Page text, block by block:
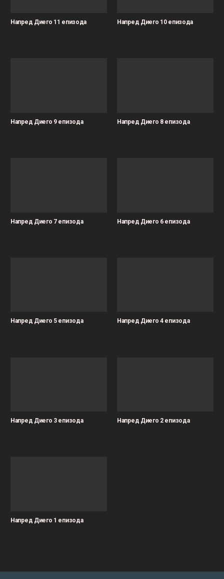
Напред Диего 11 епизода Напред Диего 10 епизода
Напред Диего 9 епизода Напред Диего 8 епизода
Напред Диего 7 епизода Напред Диего 6 епизода
Напред Диего 5 епизода Напред Диего 4 епизода
Напред Диего 3 епизода Напред Диего 2 епизода
Напред Диего 1 епизода